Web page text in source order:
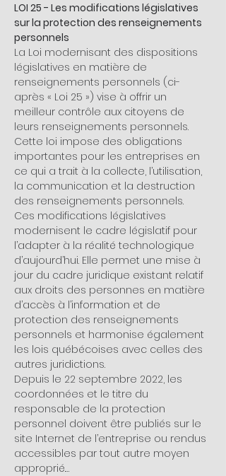
LOI 25 - Les modifications législatives
sur la protection des renseignements
personnels
La Loi modernisant des dispositions
législatives en matière de
renseignements personnels (ci-
après « Loi 25 ») vise à offrir un
meilleur contrôle aux citoyens de
leurs renseignements personnels.
Cette loi impose des obligations
importantes pour les entreprises en
ce qui a trait à la collecte, l’utilisation,
la communication et la destruction
des renseignements personnels.
Ces modifications législatives
modernisent le cadre législatif pour
l’adapter à la réalité technologique
d’aujourd’hui. Elle permet une mise à
jour du cadre juridique existant relatif
aux droits des personnes en matière
d’accès à l’information et de
protection des renseignements
personnels et harmonise également
les lois québécoises avec celles des
autres juridictions.
Depuis le 22 septembre 2022, les
coordonnées et le titre du
responsable de la protection
personnel doivent être publiés sur le
site Internet de l’entreprise ou rendus
accessibles par tout autre moyen
approprié.…